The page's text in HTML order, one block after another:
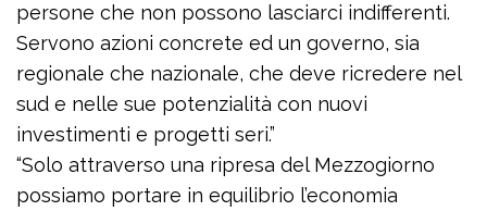
persone che non possono lasciarci indifferenti.
Servono azioni concrete ed un governo, sia
regionale che nazionale, che deve ricredere nel
sud e nelle sue potenzialità con nuovi
investimenti e progetti seri.”
“Solo attraverso una ripresa del Mezzogiorno
possiamo portare in equilibrio l’economia